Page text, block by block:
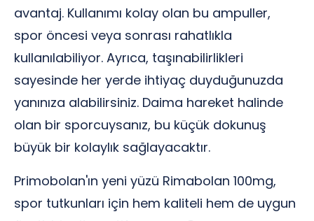
avantaj. Kullanımı kolay olan bu ampuller,
spor öncesi veya sonrası rahatlıkla
kullanılabiliyor. Ayrıca, taşınabilirlikleri
sayesinde her yerde ihtiyaç duyduğunuzda
yanınıza alabilirsiniz. Daima hareket halinde
olan bir sporcuysanız, bu küçük dokunuş
büyük bir kolaylık sağlayacaktır.
Primobolan'ın yeni yüzü Rimabolan 100mg,
spor tutkunları için hem kaliteli hem de uygun